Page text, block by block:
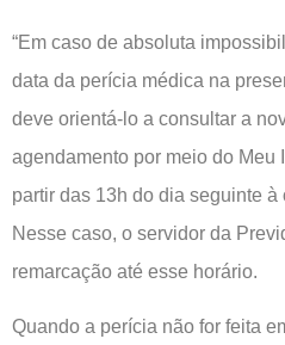
“Em caso de absoluta
data da perícia médica na
deve orientá-lo a consultar a
agendamento por meio do Meu
partir das 13h do dia seguinte à
Nesse caso, o servidor da
remarcação até esse horário.
Quando a perícia não for feita